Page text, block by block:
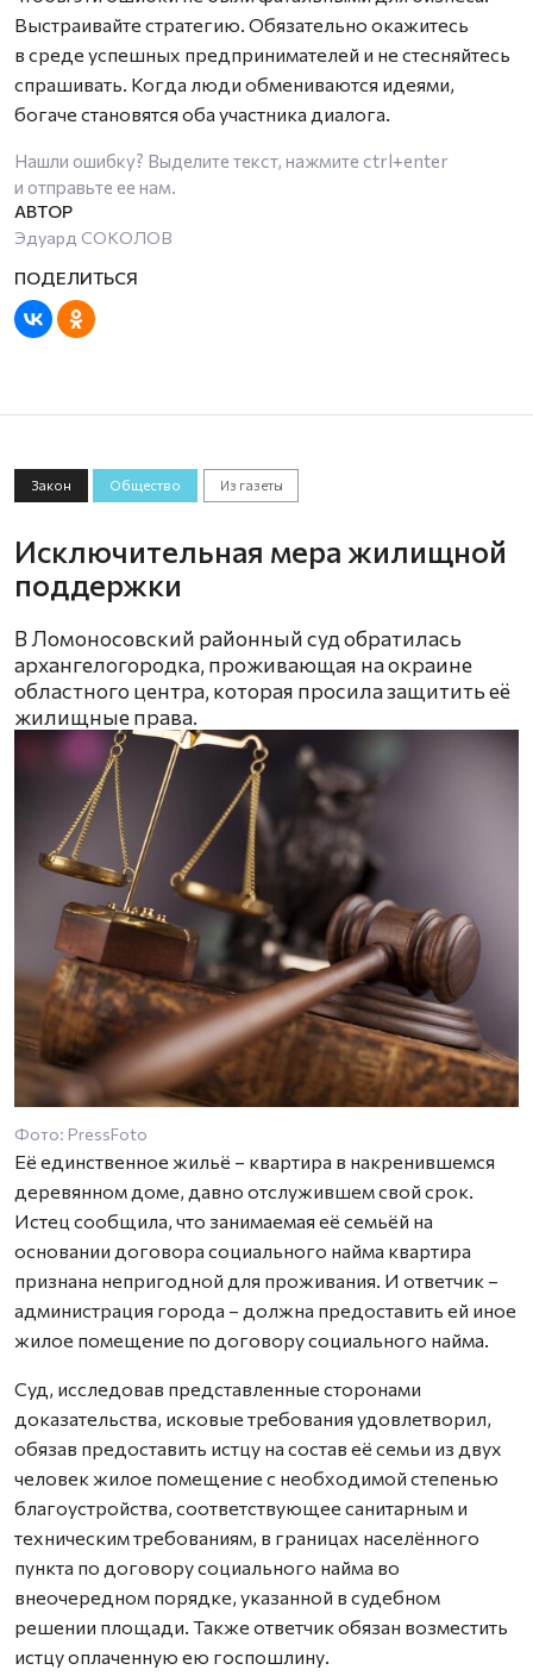
Выстраивайте стратегию. Обязательно окажитесь
в среде успешных предпринимателей и не стесняйтесь
спрашивать. Когда люди обмениваются идеями,
богаче становятся оба участника диалога.
Нашли ошибку? Выделите текст, нажмите ctrl+enter
и отправьте ее нам.
Эдуард СОКОЛОВ
Закон Общество Из газеты
Исключительная мера жилищной
поддержки
В Ломоносовский районный суд обратилась
архангелогородка, проживающая на окраине
областного центра, которая просила защитить её
жилищные права.
Фото: PressFoto
Её единственное жильё – квартира в накренившемся
деревянном доме, давно отслужившем свой срок.
Истец сообщила, что занимаемая её семьёй на
основании договора социального найма квартира
признана непригодной для проживания. И ответчик –
администрация города – должна предоставить ей иное
жилое помещение по договору социального найма.
Суд, исследовав представленные сторонами
доказательства, исковые требования удовлетворил,
обязав предоставить истцу на состав её семьи из двух
человек жилое помещение с необходимой степенью
благоустройства, соответствующее санитарным и
техническим требованиям, в границах населённого
пункта по договору социального найма во
внеочередном порядке, указанной в судебном
решении площади. Также ответчик обязан возместить
истцу оплаченную ею госпошлину.